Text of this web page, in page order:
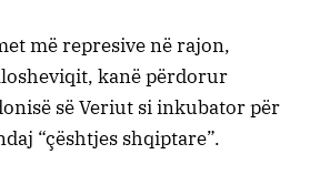
më represive në rajon,
kanë përdorur
së Veriut si inkubator për
“çështjes shqiptare”.